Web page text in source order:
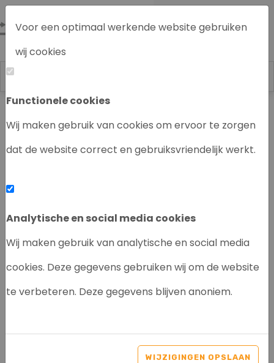
Voor een optimaal werkende website gebruiken
wij cookies
Functionele cookies
Wij maken gebruik van cookies om ervoor te zorgen
dat de website correct en gebruiksvriendelijk werkt.
Analytische en social media cookies
Wij maken gebruik van analytische en social media
cookies. Deze gegevens gebruiken wij om de website
te verbeteren. Deze gegevens blijven anoniem.
WIJZIGINGEN OPSLAAN
Labrecycling Chromatografie instrumenten
‹